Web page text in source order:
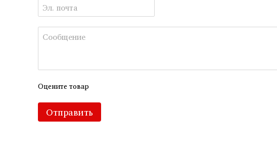
Оцените товар
Отправить